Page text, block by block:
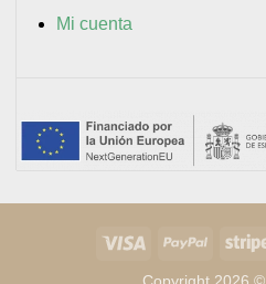
Mi cuenta
Visa PayPal